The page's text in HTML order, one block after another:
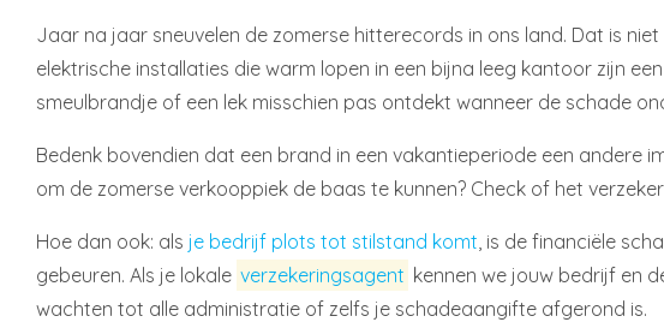
Jaar na jaar sneuvelen de zomerse hitterecords in ons land. Dat is
elektrische installaties die warm lopen in een bijna leeg kantoor zijn
smeulbrandje of een lek misschien pas ontdekt wanneer de schade
Bedenk bovendien dat een brand in een vakantieperiode een andere
om de zomerse verkooppiek de baas te kunnen? Check of het
Hoe dan ook: als je bedrijf plots tot stilstand komt, is de financiële
gebeuren. Als je lokale verzekeringsagent kennen we jouw bedrijf en
wachten tot alle administratie of zelfs je schadeaangifte afgerond is.